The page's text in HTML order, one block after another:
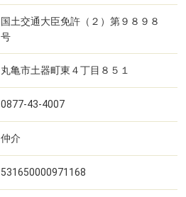
国土交通大臣免許（２）第９８９８
号
丸亀市土器町東４丁目８５１
0877-43-4007
仲介
531650000971168